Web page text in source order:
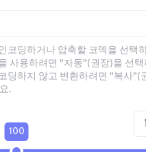
코딩하거나 압축할 코덱을 선택
사용하려면 "자동"(권장)을 선
딩하지 않고 변환하려면 "복사"(
.
100